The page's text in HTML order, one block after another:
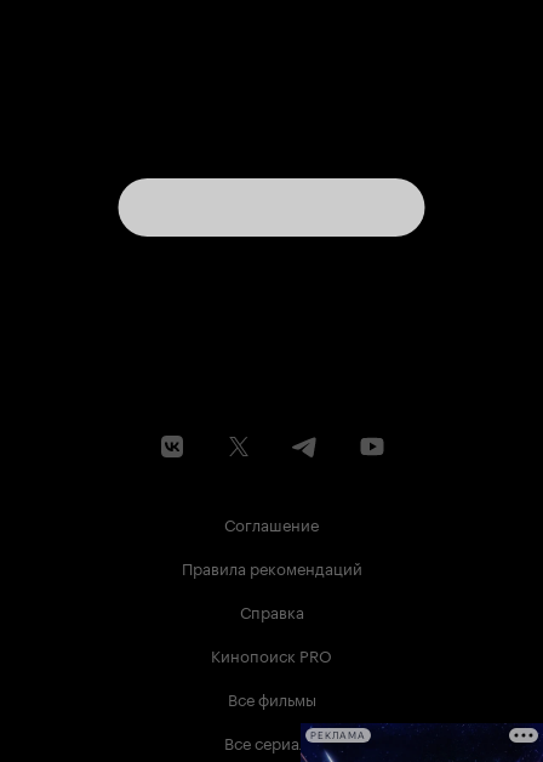
Соглашение
Правила рекомендаций
Справка
Кинопоиск PRO
Все фильмы
Все сериалыРЕКЛАМА